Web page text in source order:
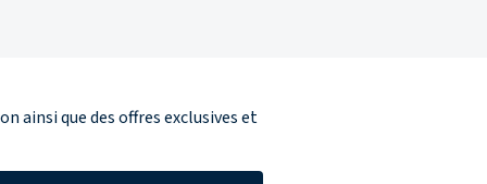
ainsi que des offres exclusives et